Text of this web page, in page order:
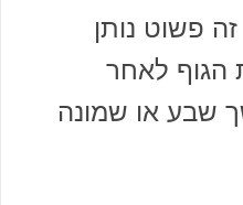
פשוט נותן
הגוף לאחר
שבע או שמונה